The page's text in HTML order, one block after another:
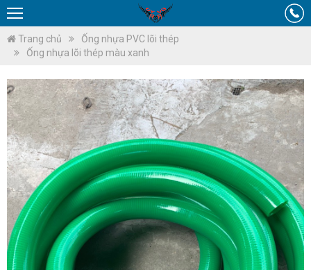
Trang chủ
Ống nhựa PVC lõi thép
Ống nhựa lõi thép màu xanh